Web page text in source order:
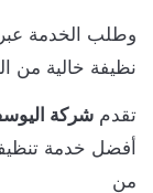
الخدمة عبر
خالية من
شركة اليوسف
خدمة تنظيف